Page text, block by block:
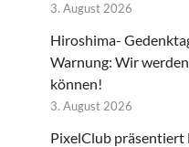
3. August 2026
Hiroshima-
Warnung: Wir
können!
3. August 2026
PixelClub präsentiert